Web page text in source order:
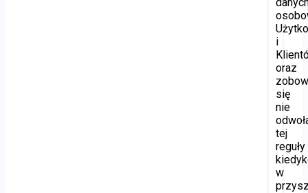
i
oraz
się
nie
tej
reguły
w